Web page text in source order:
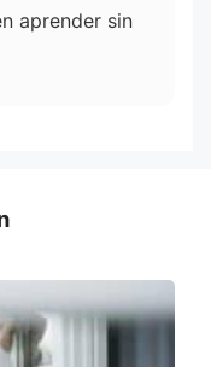
aprender sin